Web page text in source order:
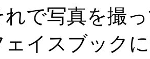
れで写真を撮
ェイスブック